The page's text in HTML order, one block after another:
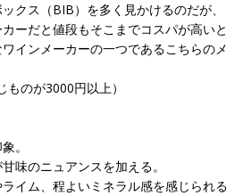
クス（BIB）を多く見かけるのだが、
ーだと値段もそこまでコスパが高いと
インメーカーの一つであるこちらのメ
のが3000円以上）
。
味のニュアンスを加える。
イム、程よいミネラル感を感じられる